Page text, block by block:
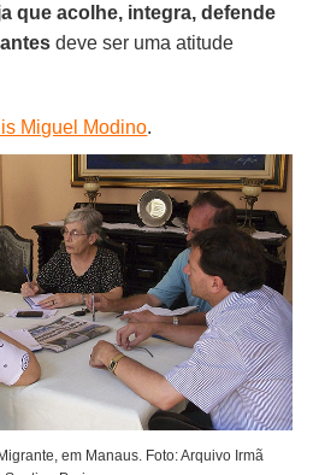
que acolhe, integra, defende
deve ser uma atitude
Miguel Modino.
em Manaus. Foto: Arquivo Irmã